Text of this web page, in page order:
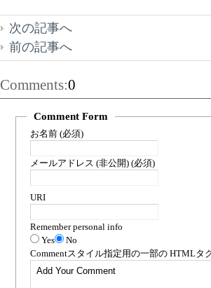
次の記事へ
前の記事へ
Comments:0
Comment Form
お名前 (必須)
メールアドレス (非公開) (必須)
URI
Remember personal info
Yes
No
Commentスタイル指定用の一部の HTMLタ